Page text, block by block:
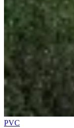
PVC